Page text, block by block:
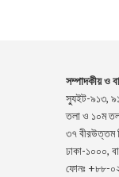
সম্পাদকীয় ও
স্যুইট-৯১৩,
তলা ও ১০ম
৩৭ বীরউত্তম
ঢাকা-১০০০,
ফোনঃ +৮৮-